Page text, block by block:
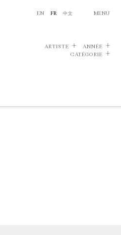
EN FR 中文 MENU
ARTISTE
ANNÉE
CATÉGORIE